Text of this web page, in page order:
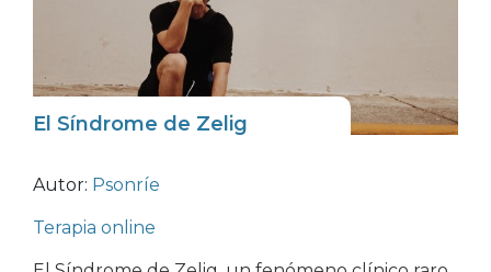
El Síndrome de Zelig
Autor: Psonríe
Terapia online